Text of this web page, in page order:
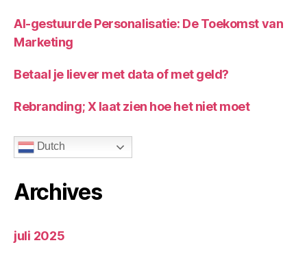
AI-gestuurde Personalisatie: De Toekomst van
Marketing
Betaal je liever met data of met geld?
Rebranding; X laat zien hoe het niet moet
Dutch
Archives
juli 2025